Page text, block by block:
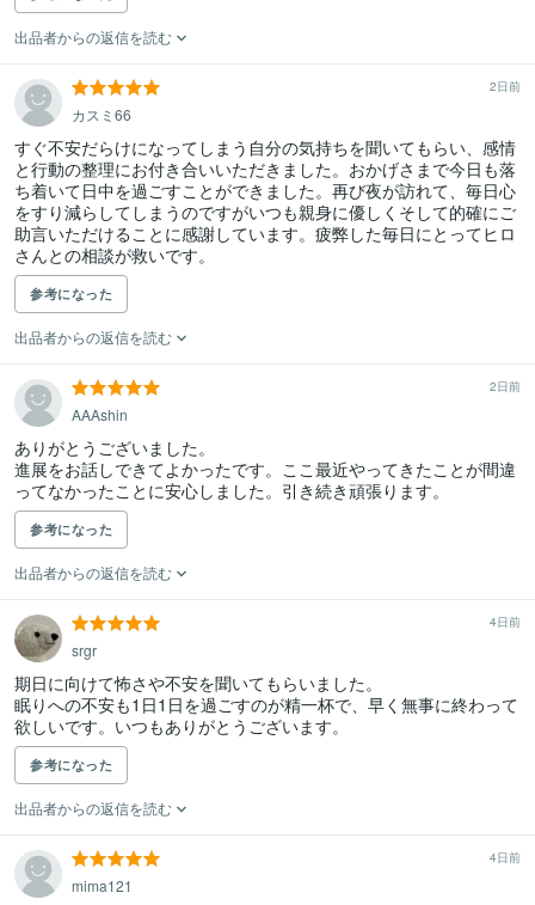
出品者からの返信を読む
2日前
カスミ66
すぐ不安だらけになってしまう自分の気持ちを聞いてもらい、感情
と行動の整理にお付き合いいただきました。おかげさまで今日も落
ち着いて日中を過ごすことができました。再び夜が訪れて、毎日心
をすり減らしてしまうのですがいつも親身に優しくそして的確にご
助言いただけることに感謝しています。疲弊した毎日にとってヒロ
さんとの相談が救いです。
参考になった
出品者からの返信を読む
2日前
AAAshin
ありがとうございました。
進展をお話しできてよかったです。ここ最近やってきたことが間違
ってなかったことに安心しました。引き続き頑張ります。
参考になった
出品者からの返信を読む
4日前
srgr
期日に向けて怖さや不安を聞いてもらいました。
眠りへの不安も1日1日を過ごすのが精一杯で、早く無事に終わって
欲しいです。いつもありがとうございます。
参考になった
出品者からの返信を読む
4日前
mima121